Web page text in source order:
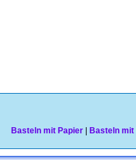
Basteln mit Papier| Basteln mit